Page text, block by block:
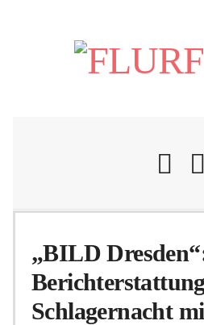
„BILD
Schlagernacht